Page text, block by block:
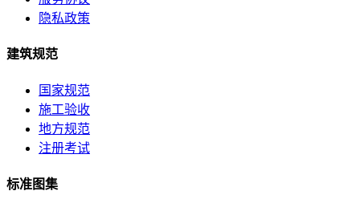
隐私政策
建筑规范
国家规范
施工验收
地方规范
注册考试
标准图集